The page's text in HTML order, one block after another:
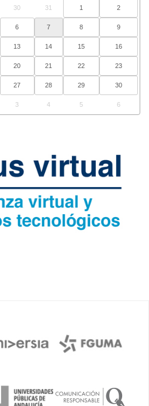
30 31 1 2
6 7 8 9
13 14 15 16
20 21 22 23
27 28 29 30
3 4 5 6